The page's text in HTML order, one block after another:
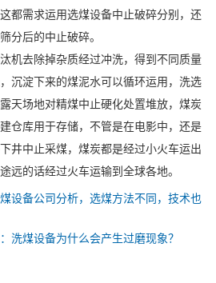
都需求运用选煤设备中止破碎分别，还
分后的中止破碎。
机去除掉杂质经过冲洗，得到不同质量
沉淀下来的煤泥水可以循环运用，洗选
天场地对精煤中止硬化处置堆放，煤炭
仓库用于存储，不管是在电影中，还是
井中止采煤，煤炭都是经过小火车运出
远的话经过火车运输到全球各地。
设备公司分析，选煤方法不同，技术也
洗煤设备为什么会产生过磨现象？